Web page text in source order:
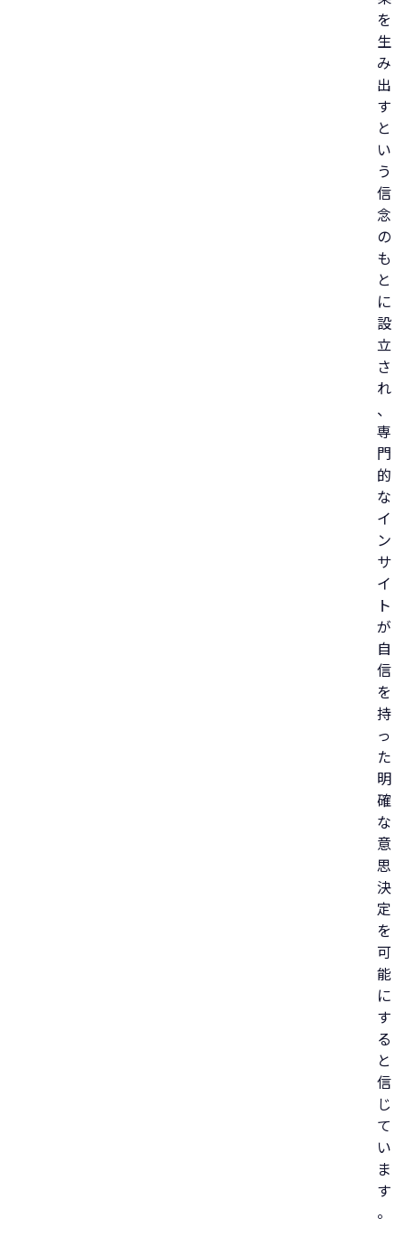
を
生
み
出
す
と
い
う
信
念
の
も
と
に
設
立
さ
れ
、
専
門
的
な
イ
ン
サ
イ
ト
が
自
信
を
持
っ
た
明
確
な
意
思
決
定
を
可
能
に
す
る
と
信
じ
て
い
ま
す
。